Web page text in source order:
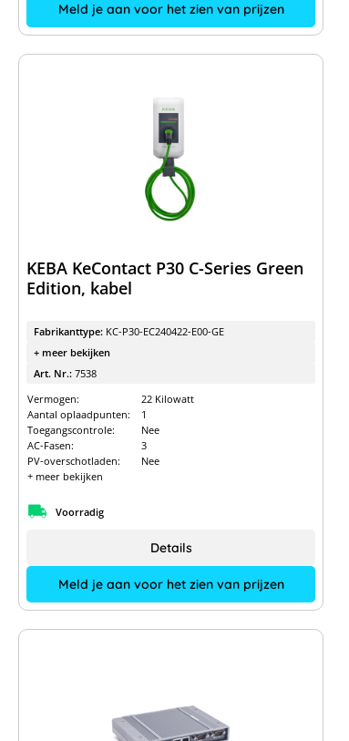
Meld je aan voor het zien van prijzen
KEBA KeContact P30 C-Series Green
Edition, kabel
Fabrikanttype: KC-P30-EC240422-E00-GE
+ meer bekijken
Art. Nr.: 7538
Vermogen:
22 Kilowatt
Aantal oplaadpunten:
1
Toegangscontrole:
Nee
AC-Fasen:
3
PV-overschotladen:
Nee
+ meer bekijken
Voorradig
Meld je aan voor het zien van prijzen
Details